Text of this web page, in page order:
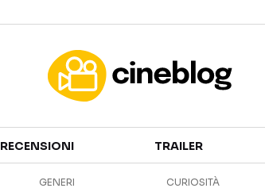
CANALI STREAMING
RECENSIONI TRAILER
GENERI CURIOSITÀ